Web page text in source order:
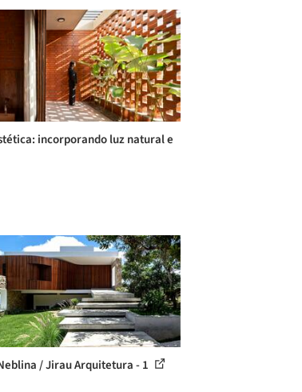
incorporando luz natural e
/ Jirau Arquitetura - 1